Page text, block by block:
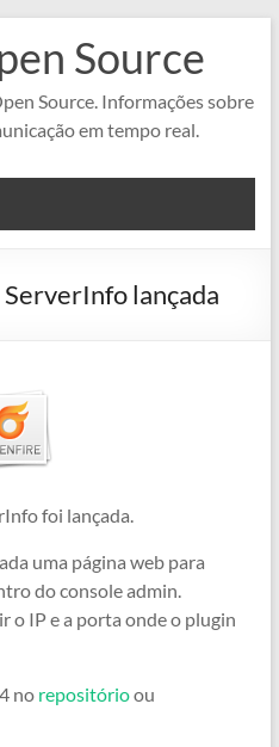
Source
Source. Informações sobre
em tempo real.
lançada
foi lançada.
uma página web para
do console admin.
o IP e a porta onde o plugin
no repositórioou